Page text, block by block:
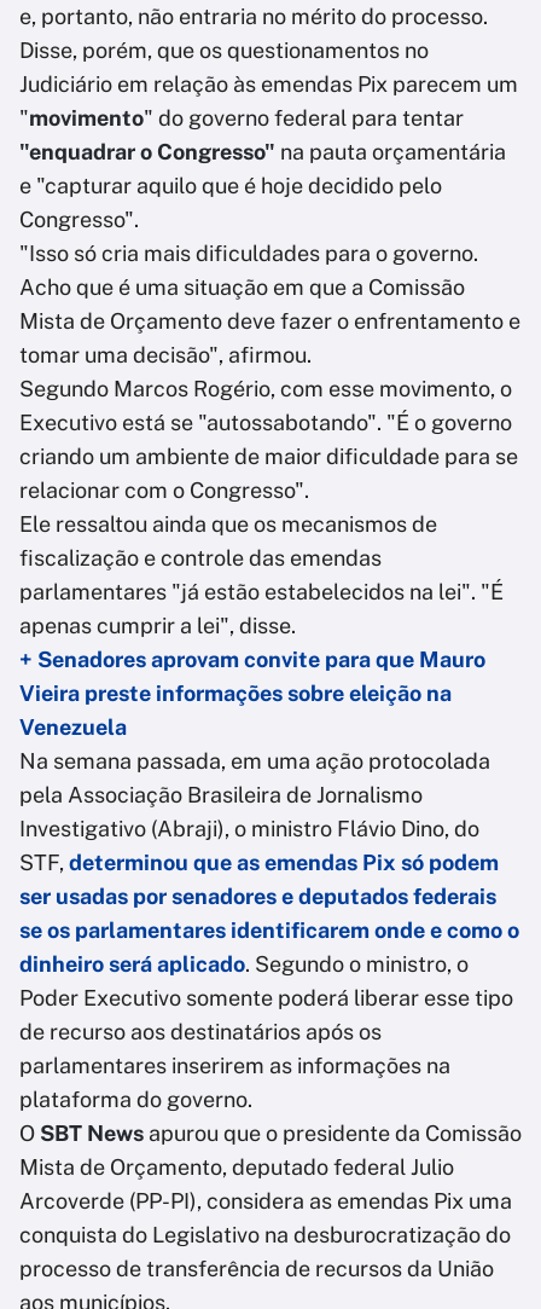
e, portanto, não entraria no mérito do processo.
Disse, porém, que os questionamentos no
Judiciário em relação às emendas Pix parecem um
"movimento" do governo federal para tentar
"enquadrar o Congresso" na pauta orçamentária
e "capturar aquilo que é hoje decidido pelo
Congresso".
"Isso só cria mais dificuldades para o governo.
Acho que é uma situação em que a Comissão
Mista de Orçamento deve fazer o enfrentamento e
tomar uma decisão", afirmou.
Segundo Marcos Rogério, com esse movimento, o
Executivo está se "autossabotando". "É o governo
criando um ambiente de maior dificuldade para se
relacionar com o Congresso".
Ele ressaltou ainda que os mecanismos de
fiscalização e controle das emendas
parlamentares "já estão estabelecidos na lei". "É
apenas cumprir a lei", disse.
+ Senadores aprovam convite para que Mauro
Vieira preste informações sobre eleição na
Venezuela
Na semana passada, em uma ação protocolada
pela Associação Brasileira de Jornalismo
Investigativo (Abraji), o ministro Flávio Dino, do
STF, determinou que as emendas Pix só podem
ser usadas por senadores e deputados federais
se os parlamentares identificarem onde e como o
dinheiro será aplicado. Segundo o ministro, o
Poder Executivo somente poderá liberar esse tipo
de recurso aos destinatários após os
parlamentares inserirem as informações na
plataforma do governo.
O SBT News apurou que o presidente da Comissão
Mista de Orçamento, deputado federal Julio
Arcoverde (PP-PI), considera as emendas Pix uma
conquista do Legislativo na desburocratização do
processo de transferência de recursos da União
aos municípios.